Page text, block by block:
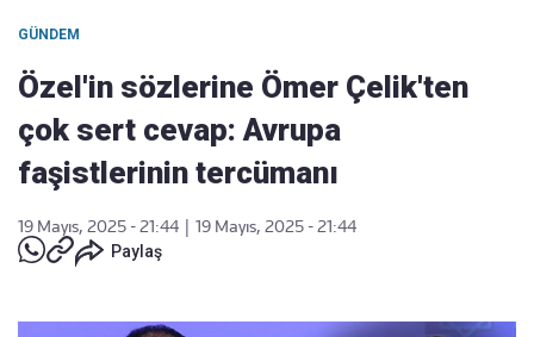
GÜNDEM
Özel'in sözlerine Ömer Çelik'ten
çok sert cevap: Avrupa
faşistlerinin tercümanı
19 Mayıs, 2025 - 21:44
19 Mayıs, 2025 - 21:44
Paylaş